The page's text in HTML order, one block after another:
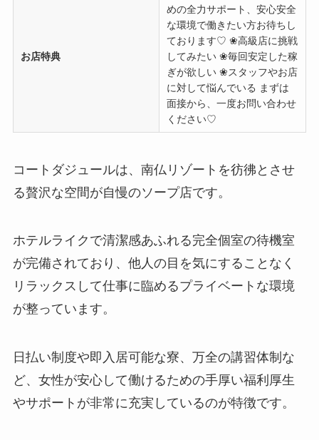
お店特典
めの全力サポート、安心安全
な環境で働きたい方お待ちし
ております♡ ❀高級店に挑戦
してみたい ❀毎回安定した稼
ぎが欲しい ❀スタッフやお店
に対して悩んでいる まずは
面接から、一度お問い合わせ
ください♡
コートダジュールは、南仏リゾートを彷彿とさせ
る贅沢な空間が自慢のソープ店です。
ホテルライクで清潔感あふれる完全個室の待機室
が完備されており、他人の目を気にすることなく
リラックスして仕事に臨めるプライベートな環境
が整っています。
日払い制度や即入居可能な寮、万全の講習体制な
ど、女性が安心して働けるための手厚い福利厚生
やサポートが非常に充実しているのが特徴です。